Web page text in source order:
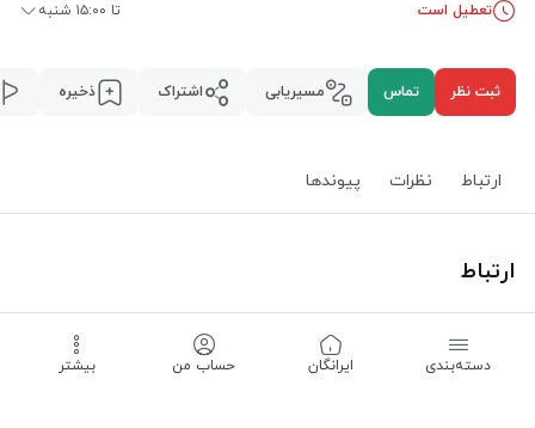
تعطیل است تا ۱۵:۰۰ شنبه
ثبت نظر تماس مسیریابی اشتراک ذخیره
ارتباط نظرات پیوند‌ها
ارتباط
خیابان فرهنگستان، کوچه شمشاد
دسته‌بندی ‌ایرانگان حساب من بیشتر